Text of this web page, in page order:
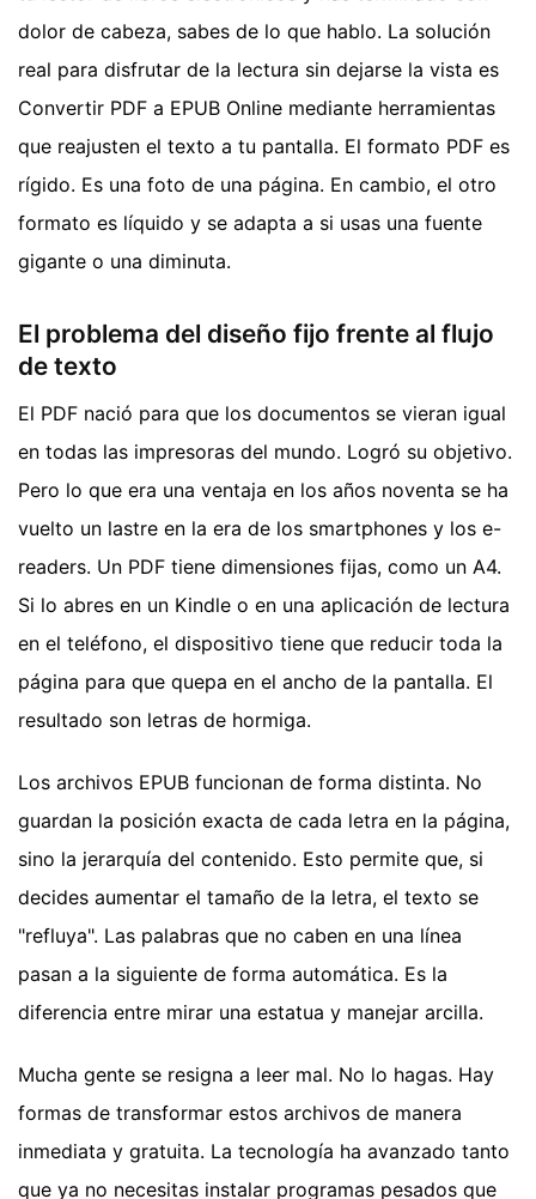
dolor de cabeza, sabes de lo que hablo. La solución
real para disfrutar de la lectura sin dejarse la vista es
Convertir PDF a EPUB Online mediante herramientas
que reajusten el texto a tu pantalla. El formato PDF es
rígido. Es una foto de una página. En cambio, el otro
formato es líquido y se adapta a si usas una fuente
gigante o una diminuta.
El problema del diseño fijo frente al flujo
de texto
El PDF nació para que los documentos se vieran igual
en todas las impresoras del mundo. Logró su objetivo.
Pero lo que era una ventaja en los años noventa se ha
vuelto un lastre en la era de los smartphones y los e-
readers. Un PDF tiene dimensiones fijas, como un A4.
Si lo abres en un Kindle o en una aplicación de lectura
en el teléfono, el dispositivo tiene que reducir toda la
página para que quepa en el ancho de la pantalla. El
resultado son letras de hormiga.
Los archivos EPUB funcionan de forma distinta. No
guardan la posición exacta de cada letra en la página,
sino la jerarquía del contenido. Esto permite que, si
decides aumentar el tamaño de la letra, el texto se
"refluya". Las palabras que no caben en una línea
pasan a la siguiente de forma automática. Es la
diferencia entre mirar una estatua y manejar arcilla.
Mucha gente se resigna a leer mal. No lo hagas. Hay
formas de transformar estos archivos de manera
inmediata y gratuita. La tecnología ha avanzado tanto
que ya no necesitas instalar programas pesados que